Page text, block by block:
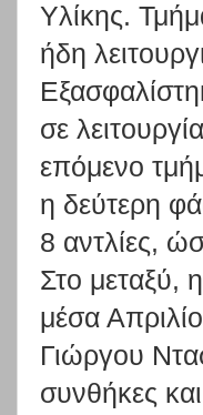
Υλίκης.
ήδη
σε
επόμενο
η δεύτερη
8 αντλίες,
Στο μεταξύ,
μέσα
Γιώργου
συνθήκες